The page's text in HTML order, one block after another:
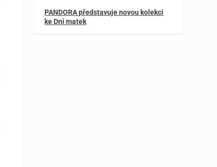
PANDORA představuje novou kolekci
ke Dni matek